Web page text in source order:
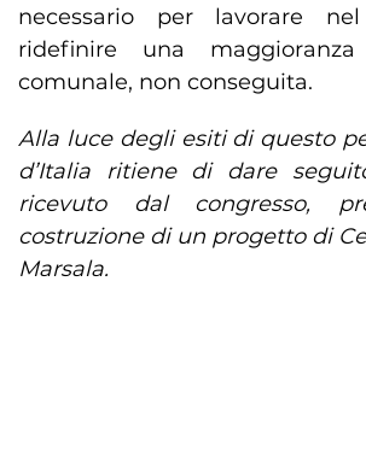
necessario per lavorare
ridefinire una
comunale, non conseguita.
Alla luce degli esiti di questo
d’Italia ritiene di dare
ricevuto dal congresso,
costruzione di un progetto di
Marsala.